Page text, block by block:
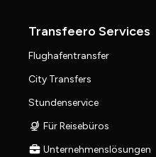
Transfeero Services
Flughafentransfer
City Transfers
Stundenservice
Für Reisebüros
Unternehmenslösungen